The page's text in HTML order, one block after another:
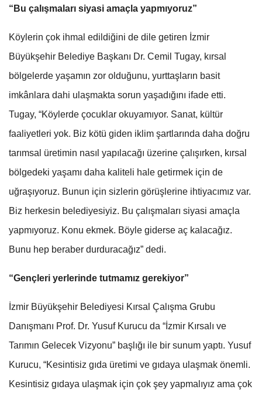
“Bu çalışmaları siyasi amaçla yapmıyoruz”
Köylerin çok ihmal edildiğini de dile getiren İzmir
Büyükşehir Belediye Başkanı Dr. Cemil Tugay, kırsal
bölgelerde yaşamın zor olduğunu, yurttaşların basit
imkânlara dahi ulaşmakta sorun yaşadığını ifade etti.
Tugay, “Köylerde çocuklar okuyamıyor. Sanat, kültür
faaliyetleri yok. Biz kötü giden iklim şartlarında daha doğru
tarımsal üretimin nasıl yapılacağı üzerine çalışırken, kırsal
bölgedeki yaşamı daha kaliteli hale getirmek için de
uğraşıyoruz. Bunun için sizlerin görüşlerine ihtiyacımız var.
Biz herkesin belediyesiyiz. Bu çalışmaları siyasi amaçla
yapmıyoruz. Konu ekmek. Böyle giderse aç kalacağız.
Bunu hep beraber durduracağız” dedi.
“Gençleri yerlerinde tutmamız gerekiyor”
İzmir Büyükşehir Belediyesi Kırsal Çalışma Grubu
Danışmanı Prof. Dr. Yusuf Kurucu da “İzmir Kırsalı ve
Tarımın Gelecek Vizyonu” başlığı ile bir sunum yaptı. Yusuf
Kurucu, “Kesintisiz gıda üretimi ve gıdaya ulaşmak önemli.
Kesintisiz gıdaya ulaşmak için çok şey yapmalıyız ama çok